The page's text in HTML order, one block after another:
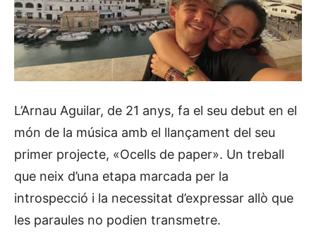
L’Arnau Aguilar, de 21 anys, fa el seu debut en el
món de la música amb el llançament del seu
primer projecte, «Ocells de paper». Un treball
que neix d’una etapa marcada per la
introspecció i la necessitat d’expressar allò que
les paraules no podien transmetre.